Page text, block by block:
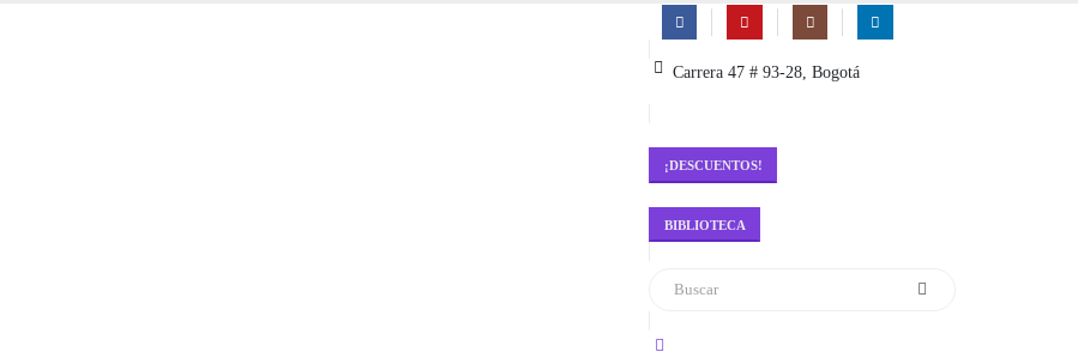
Carrera 47 # 93-28, Bogotá
¡DESCUENTOS!
BIBLIOTECA